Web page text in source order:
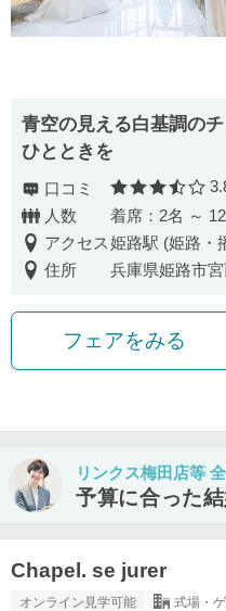
青空の見える白基調の
ひとときを
口コミ
人数
着席：2名 ～
アクセス姫路駅 (姫路・
住所
兵庫県姫路市
フェアをみる
リンクス梅田店等
予算に合った
Chapel. se jurer
オンライン見学可能 式場・